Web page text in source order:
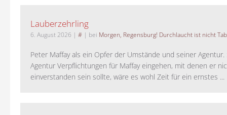
Lauberzehrling
6. August 2026 | # | bei Morgen, Regensburg! Durchlaucht ist nicht
Peter Maffay als ein Opfer der Umstände und seiner Agentur.
Agentur Verpflichtungen für Maffay eingehen, mit denen er
einverstanden sein sollte, wäre es wohl Zeit für ein ernstes ...